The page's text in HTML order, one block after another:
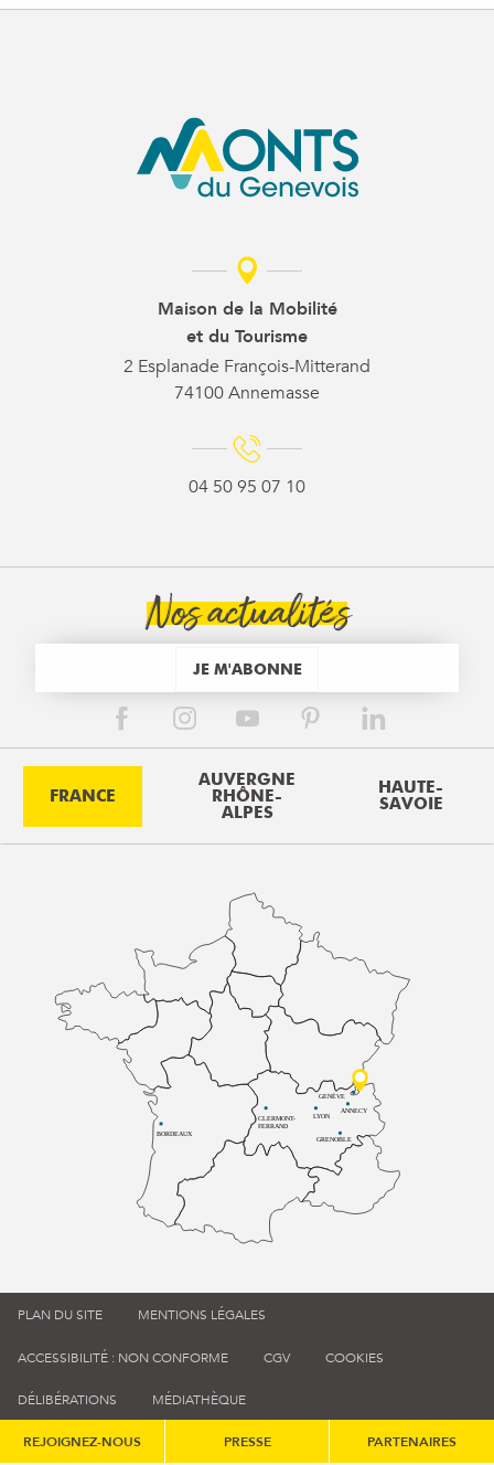
Maison de la Mobilité
et du Tourisme
2 Esplanade François-Mitterand
74100 Annemasse
04 50 95 07 10
Nos actualités
JE M'ABONNE
FRANCE
AUVERGNE
RHÔNE-
ALPES
HAUTE-
SAVOIE
BORDEAUX
CLERMONT-
FERRAND
LYON
ANNECY
GRENOBLE
GENÈVE
PLAN DU SITE MENTIONS LÉGALES
ACCESSIBILITÉ : NON CONFORME CGV COOKIES
DÉLIBÉRATIONS MÉDIATHÈQUE
REJOIGNEZ-NOUS PRESSE PARTENAIRES